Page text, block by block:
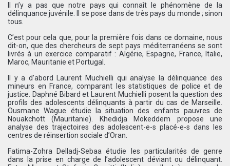
Il n’y a pas que notre pays qui connaît le phénomène de la
délinquance juvénile. Il se pose dans de très pays du monde ; sinon
tous.
C’est pour cela que, pour la première fois dans ce domaine, nous
dit-on, que des chercheurs de sept pays méditerranéens se sont
livrés à un exercice comparatif : Algérie, Espagne, France, Italie,
Maroc, Mauritanie et Portugal.
Il y a d’abord Laurent Muchielli qui analyse la délinquance des
mineurs en France, comparant les statistiques de police et de
justice. Daphné Bibard et Laurent Muchielli posent la question des
profils des adolescents délinquants à partir du cas de Marseille.
Ousmane Wague étudie la situation des enfants pauvres de
Nouakchott (Mauritanie). Khedidja Mokeddem propose une
analyse des trajectoires des adolescent-e-s placé-e-s dans les
centres de réinsertion sociale d’Oran.
Fatima-Zohra Delladj-Sebaa étudie les particularités de genre
dans la prise en charge de l’adolescent déviant ou délinquant.